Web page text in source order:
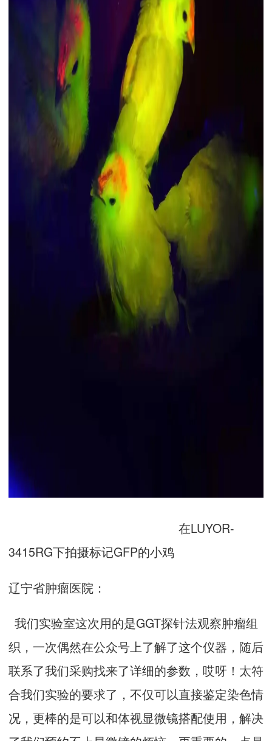
在LUYOR-
3415RG下拍摄标记GFP的小鸡
辽宁省肿瘤医院：
我们实验室这次用的是GGT探针法观察肿瘤组
织，一次偶然在公众号上了解了这个仪器，随后
联系了我们采购找来了详细的参数，哎呀！太符
合我们实验的要求了，不仅可以直接鉴定染色情
况，更棒的是可以和体视显微镜搭配使用，解决